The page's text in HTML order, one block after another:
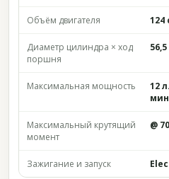
Объём двигателя 124
Диаметр цилиндра × ход
поршня
Максимальная мощность
12
мин
Максимальный крутящий
момент
@
Зажигание и запуск